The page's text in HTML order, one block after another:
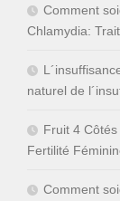
Comment
Chlamydia:
naturel de
Fruit 4
Fertilité
Comment